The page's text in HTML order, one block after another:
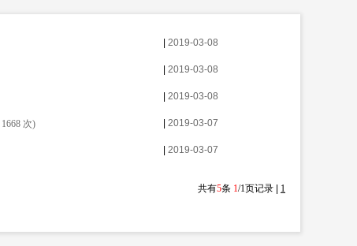
2019-03-08
2019-03-08
2019-03-08
1668 次) 2019-03-07
2019-03-07
共有5条 1/1页记录 1